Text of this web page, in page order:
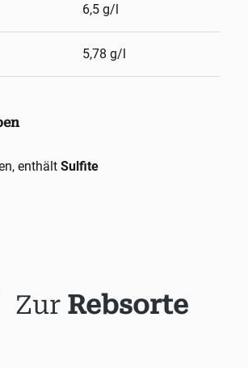
6,5 g/l
5,78 g/l
enthält Sulfite
Zur Rebsorte